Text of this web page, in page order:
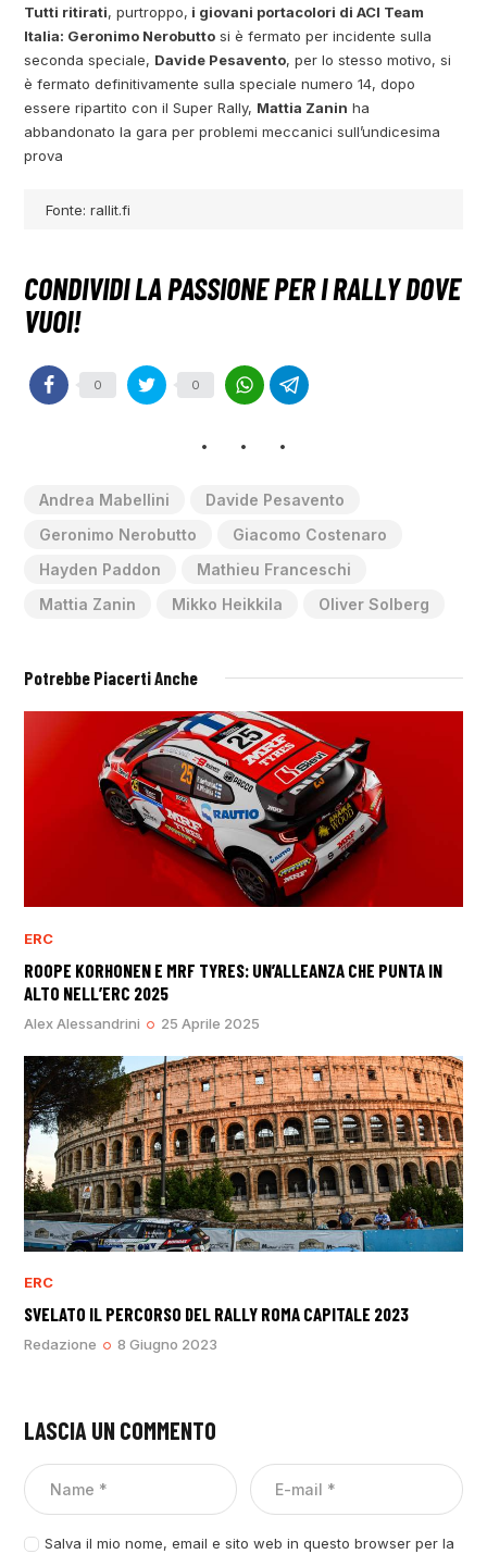
Tutti ritirati, purtroppo, i giovani portacolori di ACI Team
Italia: Geronimo Nerobutto si è fermato per incidente sulla
seconda speciale, Davide Pesavento, per lo stesso motivo, si
è fermato definitivamente sulla speciale numero 14, dopo
essere ripartito con il Super Rally, Mattia Zanin ha
abbandonato la gara per problemi meccanici sull’undicesima
prova
Fonte: rallit.fi
0 0
Andrea Mabellini
Davide Pesavento
Geronimo Nerobutto
Giacomo Costenaro
Hayden Paddon
Mathieu Franceschi
Mattia Zanin
Mikko Heikkila Oliver Solberg
Potrebbe Piacerti Anche
ERC
ROOPE KORHONEN E MRF TYRES: UN’ALLEANZA CHE PUNTA IN
ALTO NELL’ERC 2025
Alex Alessandrini 25 Aprile 2025
ERC
SVELATO IL PERCORSO DEL RALLY ROMA CAPITALE 2023
Redazione 8 Giugno 2023
LASCIA UN COMMENTO
Salva il mio nome, email e sito web in questo browser per la